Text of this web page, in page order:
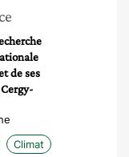
de ses
Climat